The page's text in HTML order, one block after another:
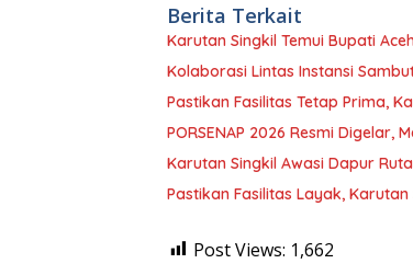
Berita Terkait
Karutan Singkil Temui Bupati
Kolaborasi Lintas Instansi
Pastikan Fasilitas Tetap Prima,
PORSENAP 2026 Resmi Digelar,
Karutan Singkil Awasi Dapur
Pastikan Fasilitas Layak,
Post Views: 1,662